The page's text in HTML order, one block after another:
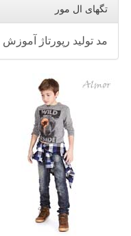
تگهای ال مور
مد تولید رپورتاژ آموزش